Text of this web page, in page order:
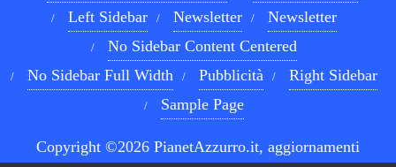
Left Sidebar
Newsletter
Newsletter
No Sidebar Content Centered
No Sidebar Full Width
Pubblicità
Right Sidebar
Sample Page
Copyright ©2026 PianetAzzurro.it, aggiornamenti